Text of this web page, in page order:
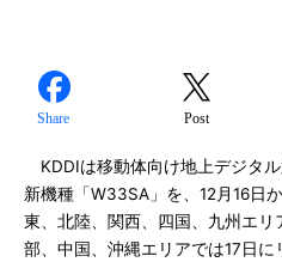
Share Post
KDDIは移動体向け地上デジタ
新機種「W33SA」を、12月16日
東、北陸、関西、四国、九州エリ
部、中国、沖縄エリアでは17日に